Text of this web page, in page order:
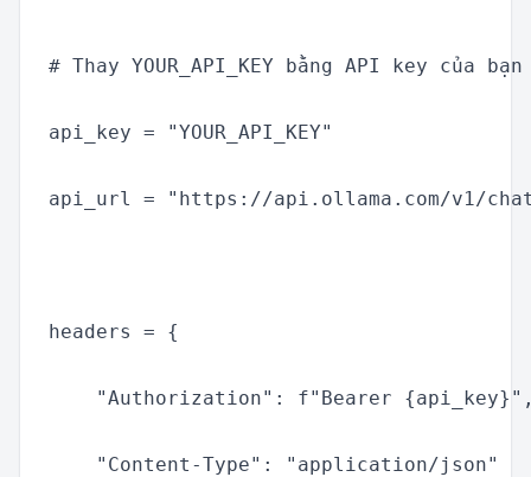
# Thay YOUR_API_KEY bằng API key của bạn
api_key = "YOUR_API_KEY"
api_url = "https://api.ollama.com/v1/
headers = {
"Authorization": f"Bearer
    "Content-Type": "application/json"